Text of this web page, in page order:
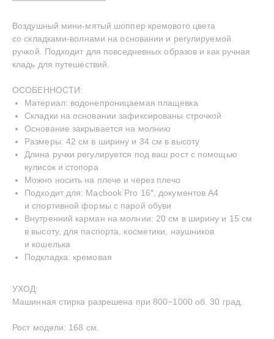
Воздушный мини-мятый шоппер кремового цвета
со складками-волнами на основании и регулируемой
ручкой. Подходит для повседневных образов и как ручная
кладь для путешествий.
ОСОБЕННОСТИ:
Материал: водонепроницаемая плащевка
Складки на основании зафиксированы строчкой
Основание закрывается на молнию
Размеры: 42 см в ширину и 34 см в высоту
Длина ручки регулируется под ваш рост с помощью
кулисок и стопора
Можно носить на плече и через плечо
Подходит для: Macbook Pro 16″, документов А4
и спортивной формы с парой обуви
Внутренний карман на молнии: 20 см в ширину и 15 см
в высоту, для паспорта, косметики, наушников
и кошелька
Подкладка: кремовая
УХОД:
Машинная стирка разрешена при 800−1000 об. 30 град.
Рост модели: 168 см.
INSTAGRAM
СПРОЕКТИРОВАНО
© BECENTAUREA — СДЕЛАНО С ЛЮБОВЬЮ
TELEGRAM YOUTUBE